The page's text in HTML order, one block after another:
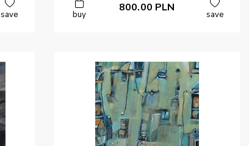
save buy
800.00 PLN
save